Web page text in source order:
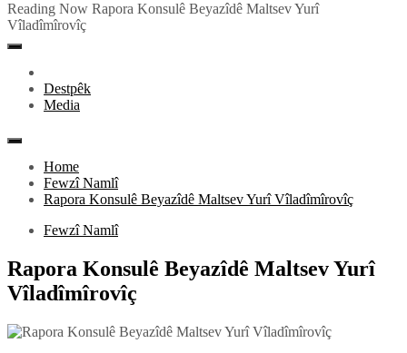
Pêlkurd
Reading Now Rapora Konsulê Beyazîdê Maltsev Yurî
Vîladîmîrovîç
Primary
Destpêk
Media
Home
Fewzî Namlî
Rapora Konsulê Beyazîdê Maltsev Yurî Vîladîmîrovîç
Fewzî Namlî
Rapora Konsulê Beyazîdê Maltsev Yurî
Vîladîmîrovîç